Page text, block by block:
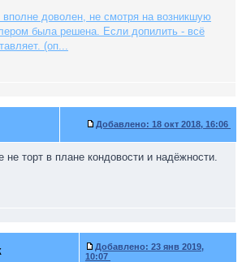
доволен, не смотря на возникшую
была решена. Если допилить - всё
(оп...
Добавлено: 18 окт 2018, 16:06
не торт в плане кондовости и надёжности.
Добавлено: 23 янв 2019,
10:07